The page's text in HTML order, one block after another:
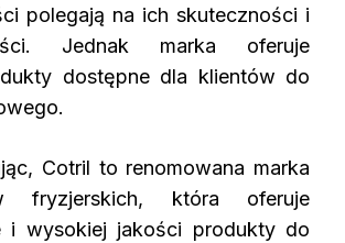
polegają na ich skuteczności i
Jednak marka oferuje
dostępne dla klientów do
Cotril to renomowana marka
fryzjerskich, która oferuje
i wysokiej jakości produkty do